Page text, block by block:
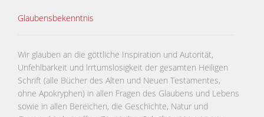
Glaubensbekenntnis
Wir glauben an die göttliche Inspiration und Autorität,
Unfehlbarkeit und lrrtumslosigkeit der gesamten Heiligen
Schrift (alle Bücher des Alten und Neuen Testamentes,
ohne Apokryphen) in allen Fragen des Glaubens und Lebens
sowie in allen Bereichen, die Geschichte, Natur und